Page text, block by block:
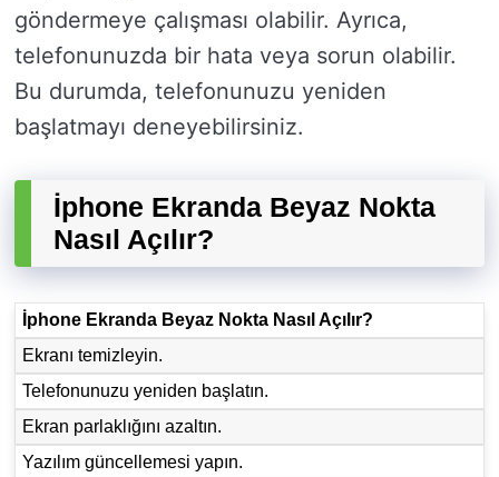
göndermeye çalışması olabilir. Ayrıca,
telefonunuzda bir hata veya sorun olabilir.
Bu durumda, telefonunuzu yeniden
başlatmayı deneyebilirsiniz.
İphone Ekranda Beyaz Nokta
Nasıl Açılır?
İphone Ekranda Beyaz Nokta Nasıl Açılır?
Ekranı temizleyin.
Telefonunuzu yeniden başlatın.
Ekran parlaklığını azaltın.
Yazılım güncellemesi yapın.